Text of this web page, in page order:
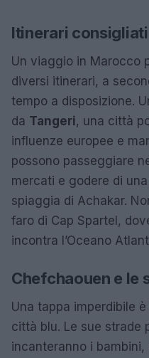
Itinerari
Un viaggio in Marocco
diversi itinerari, a
tempo a disposizione.
da Tangeri, una città
influenze europee e
possono passeggiare
mercati e godere di
spiaggia di Achakar.
faro di Cap Spartel,
incontra l’Oceano
Chefchaouen e le
Una tappa imperdibile è
città blu. Le sue strade
incanteranno i